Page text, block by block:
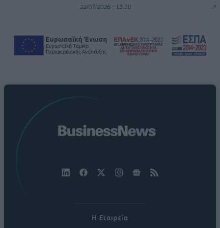
22/07/2026 - 13:20
Η Εταιρεία